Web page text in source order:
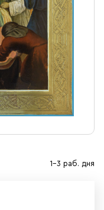
1-3 раб. дня